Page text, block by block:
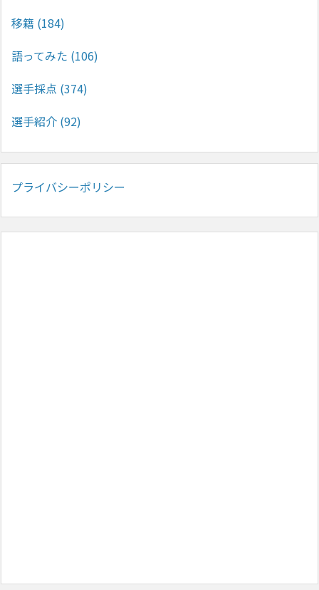
移籍 (184)
語ってみた (106)
選手採点 (374)
選手紹介 (92)
プライバシーポリシー